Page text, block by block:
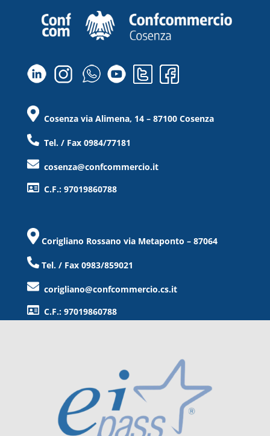
Cosenza via Alimena, 14 – 87100 Cosenza
Tel. / Fax 0984/77181
cosenza@confcommercio.it
C.F.: 97019860788
Corigliano Rossano via Metaponto – 87064
Tel. / Fax 0983/859021
corigliano@confcommercio.cs.it
C.F.: 97019860788